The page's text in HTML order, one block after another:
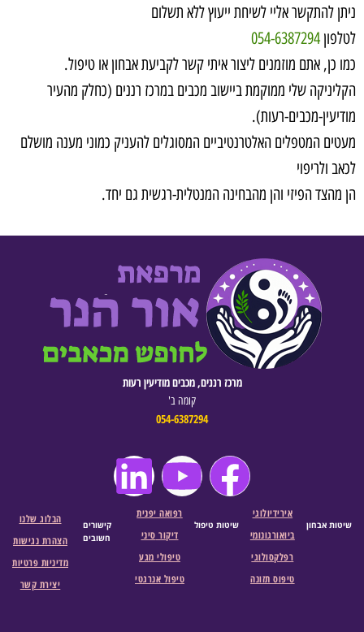
ניתן להתקשר אליי לשיחת ייעוץ ללא תשלום
לטלפון054-6387294
כמו כן, אתם מוזמנים ליצור איתי קשר לקביעת אבחון או טיפול.
הקליניקה שלי ממוקמת ביישוב מכבים במרכז רננים (כחלק מהעיר
מודיעין-מכבים-רעות).
מעטים המטפלים האלטרנטיביים המסוגלים להעניק כמוני מענה מושלם
לכאב ולריפוי
הן מהצד הפיזי והן מהבחינה המנטלית-רגשית גם יחד.
מרכז רננים, מכבים מודיעין רעות
קומה ב'
054-6387294
שיטות אבחון
אירידיולוגי
ביואורגונומי
רפלקסולוגי
טיפוס תזונה
שיטות טיפול
רפואה יפנית
דיקור סיני
טיפולי מגע
טיפול אנרגטי
קישורים
חשובים
הבלוג שלנו
הצהרת נגישות
מדיניות פרטיות
יצירת קשר